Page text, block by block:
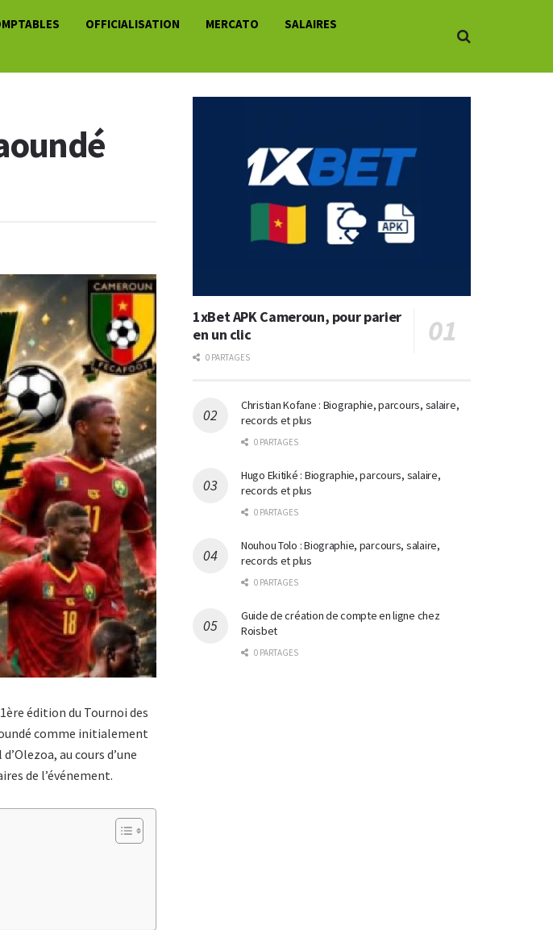
OFFICIALISATION MERCATO
SALAIRES
édition du Tournoi des
comme initialement
au cours d’une
de l’événement.
1xBet APK Cameroun, pour parier
en un clic
0 PARTAGES
Christian Kofane : Biographie, parcours, salaire,
records et plus
0 PARTAGES
Hugo Ekitiké : Biographie, parcours, salaire,
records et plus
0 PARTAGES
Nouhou Tolo : Biographie, parcours, salaire,
records et plus
0 PARTAGES
Guide de création de compte en ligne chez
Roisbet
0 PARTAGES